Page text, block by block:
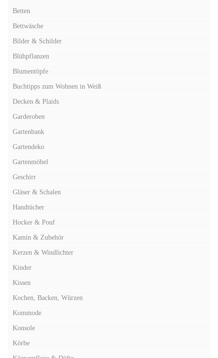
Betten
Bettwäsche
Bilder & Schilder
Blühpflanzen
Blumentöpfe
Buchtipps zum Wohnen in Weiß
Decken & Plaids
Garderoben
Gartenbank
Gartendeko
Gartenmöbel
Geschirr
Gläser & Schalen
Handtücher
Hocker & Pouf
Kamin & Zubehör
Kerzen & Windlichter
Kinder
Kissen
Kochen, Backen, Würzen
Kommode
Konsole
Körbe